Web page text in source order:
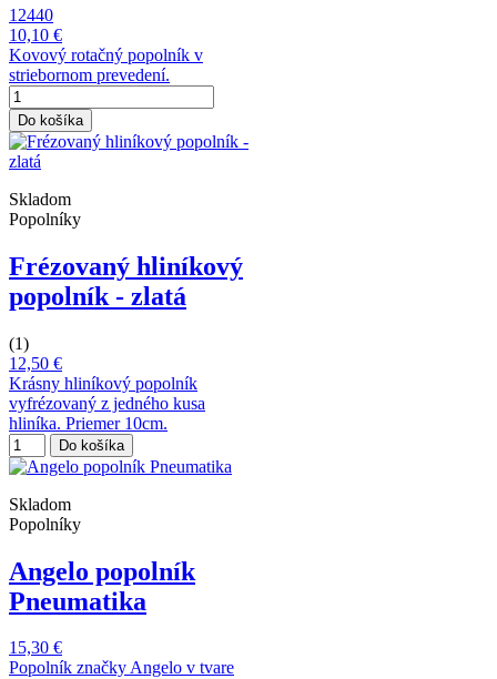
12440
10,10 €
Kovový rotačný popolník v
striebornom prevedení.
Do košíka
Skladom
Popolníky
Frézovaný hliníkový
popolník - zlatá
(1)
12,50 €
Krásny hliníkový popolník
vyfrézovaný z jedného kusa
hliníka. Priemer 10cm.
Do košíka
Skladom
Popolníky
Angelo popolník
Pneumatika
15,30 €
Popolník značky Angelo v tvare